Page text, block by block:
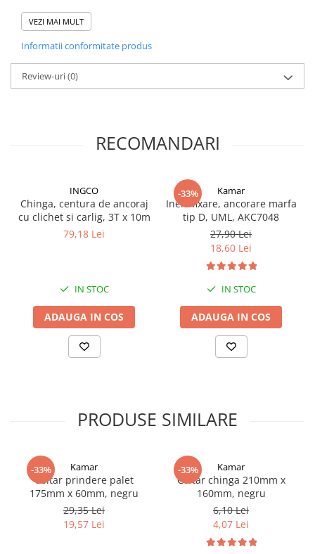
Lampi Spate cu Bec & Triple
Seturi Lampi Spate Triple
Lumini de Zi, DRL
Proiectoare Full LED
Dispozitive Avertizare
Accesorii Goarne Pneumatice
Autocolante reflectorizante si
Claxoane Auto si Semnale Electrice
Goarne si trompete cu aer
Benzi si placi reflectorizante
Girofaruri auto si camion
Rezistoare CANBUS LED
Stroboscoape Auto
Suporturi pentru girofare auto si
VEZI MAI MULT
Informatii conformitate produs
Review-uri(0)
RECOMANDARI
INGCO
Chinga, centura de ancoraj
cu clichet si carlig, 3T x 10m
79,18 Lei
IN STOC
ADAUGA IN COS
-33% Kamar
Inele fixare, ancorare marfa
tip D, UML, AKC7048
27,90 Lei
18,60 Lei
IN STOC
ADAUGA IN COS
PRODUSE SIMILARE
-33% Kamar
Coltar prindere palet
175mm x 60mm, negru
29,35 Lei
19,57 Lei
-33% Kamar
Coltar chinga 210mm x
160mm, negru
6,10 Lei
4,07 Lei